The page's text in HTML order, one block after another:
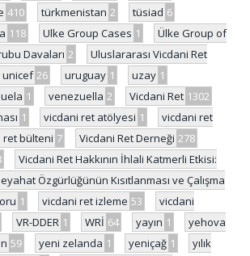
410 türkmenistan 2 tüsiad 6
118 Ulke Group Cases 1
Ülke Group of
Davaları 2
Uluslararası Vicdani Ret
unicef 26 uruguay 1 uzay 1
1 venezuella 2 Vicdani Ret 1302
1 vicdani ret atölyesi 1
vicdani ret
ret bülteni 7 Vicdani Ret Derneği 278
Vicdani Ret Hakkının İhlali Katmerli Etkisi:
Özgürlüğünün Kısıtlanması ve Çalışma
1 vicdani ret izleme 53
vicdani
VR-DDER 1 WRİ 64 yayın 1
yehova
59 yeni zelanda 1 yeniçağ 1
yılık